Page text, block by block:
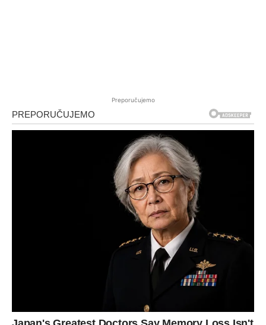
Preporučujemo